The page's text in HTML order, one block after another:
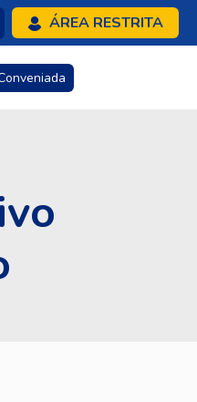
ÁREA RESTRITA